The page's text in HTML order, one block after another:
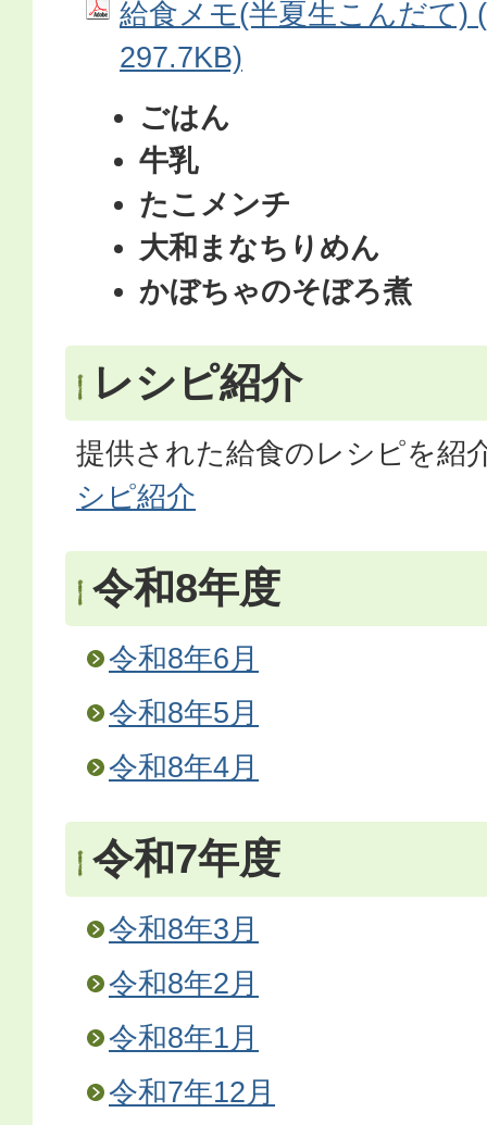
給食メモ(半夏生こんだて)
297.7KB)
ごはん
牛乳
たこメンチ
大和まなちりめん
かぼちゃのそぼろ煮
レシピ紹介
提供された給食のレシピを紹
シピ紹介
令和8年度
令和8年6月
令和8年5月
令和8年4月
令和7年度
令和8年3月
令和8年2月
令和8年1月
令和7年12月